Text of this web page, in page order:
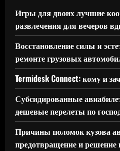
Игры для двоих лучшие
развлечения для вечеров
Восстановление силы и
ремонте грузовых
Termidesk Connect: кому и
Субсидированные
дешевые перелеты по
Причины поломок кузова
предотвращение и решение